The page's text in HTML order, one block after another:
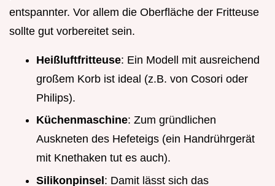
entspannter. Vor allem die Oberfläche der Fritteuse
sollte gut vorbereitet sein.
Heißluftfritteuse: Ein Modell mit ausreichend
großem Korb ist ideal (z.B. von Cosori oder
Philips).
Küchenmaschine: Zum gründlichen
Auskneten des Hefeteigs (ein Handrührgerät
mit Knethaken tut es auch).
Silikonpinsel: Damit lässt sich das